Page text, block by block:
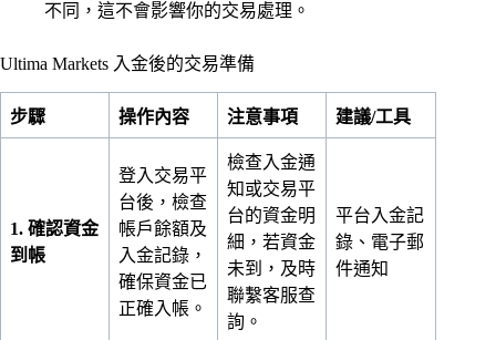
不同，這不會影響你的交易處理。
Ultima Markets 入金後的交易準備
步驟 操作內容 注意事項 建議/工具
1. 確認資金
到帳
登入交易平
台後，檢查
帳戶餘額及
入金記錄，
確保資金已
正確入帳。
檢查入金通
知或交易平
台的資金明
細，若資金
未到，及時
聯繫客服查
詢。
平台入金記
錄、電子郵
件通知